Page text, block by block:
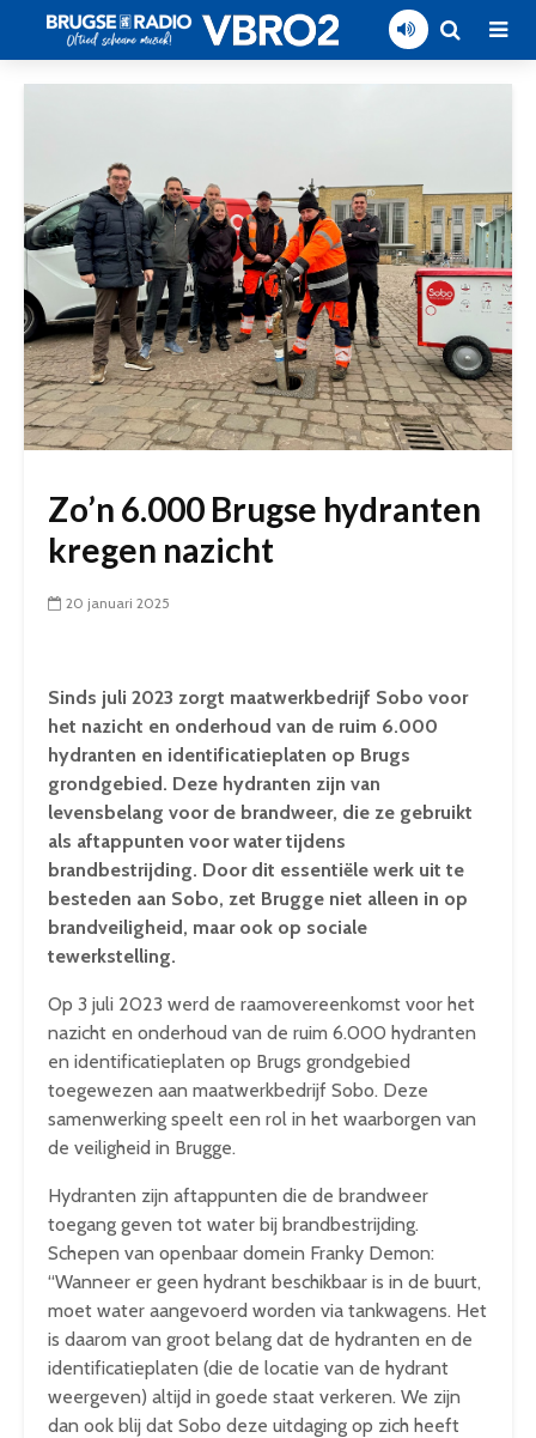
Zo’n 6.000 Brugse hydranten
kregen nazicht
20 januari 2025
Sinds juli 2023 zorgt maatwerkbedrijf Sobo voor
het nazicht en onderhoud van de ruim 6.000
hydranten en identificatieplaten op Brugs
grondgebied. Deze hydranten zijn van
levensbelang voor de brandweer, die ze gebruikt
als aftappunten voor water tijdens
brandbestrijding. Door dit essentiële werk uit te
besteden aan Sobo, zet Brugge niet alleen in op
brandveiligheid, maar ook op sociale
tewerkstelling.
Op 3 juli 2023 werd de raamovereenkomst voor het
nazicht en onderhoud van de ruim 6.000 hydranten
en identificatieplaten op Brugs grondgebied
toegewezen aan maatwerkbedrijf Sobo. Deze
samenwerking speelt een rol in het waarborgen van
de veiligheid in Brugge.
Hydranten zijn aftappunten die de brandweer
toegang geven tot water bij brandbestrijding.
Schepen van openbaar domein Franky Demon:
“Wanneer er geen hydrant beschikbaar is in de buurt,
moet water aangevoerd worden via tankwagens. Het
is daarom van groot belang dat de hydranten en de
identificatieplaten (die de locatie van de hydrant
weergeven) altijd in goede staat verkeren. We zijn
dan ook blij dat Sobo deze uitdaging op zich heeft